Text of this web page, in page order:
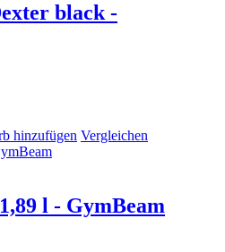
black -
hinzufügen Vergleichen
l - GymBeam